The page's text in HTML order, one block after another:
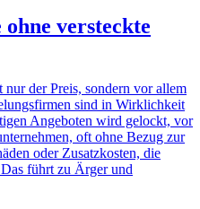
ohne versteckte
der Preis, sondern vor allem
sind in Wirklichkeit
Angeboten wird gelockt, vor
oft ohne Bezug zur
oder Zusatzkosten, die
führt zu Ärger und